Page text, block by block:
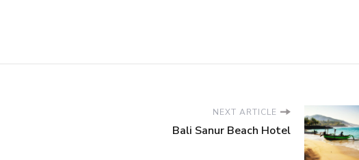
NEXT ARTICLE
Bali Sanur Beach Hotel